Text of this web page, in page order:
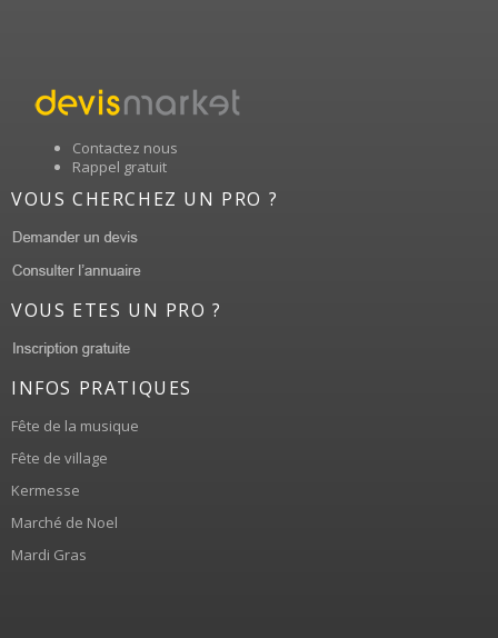
Contactez nous
Rappel gratuit
VOUS CHERCHEZ UN PRO ?
VOUS ETES UN PRO ?
INFOS PRATIQUES
Fête de la musique
Fête de village
Kermesse
Marché de Noel
Mardi Gras